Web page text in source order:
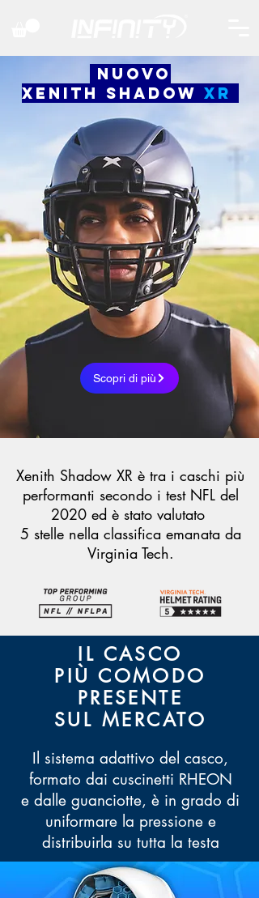
nuovo
xenith shadow xr
Scopri di più
Xenith Shadow XR è tra i caschi più
performanti secondo i test NFL del
2020 ed è stato valutato
5 stelle nella classifica emanata da
Virginia Tech.
IL CASCO
PIÙ COMODO
PRESENTE
SUL MERCATO
Il sistema adattivo del casco,
formato dai cuscinetti RHEON
e dalle guanciotte, è in grado di
uniformare la pressione e
distribuirla su tutta la testa